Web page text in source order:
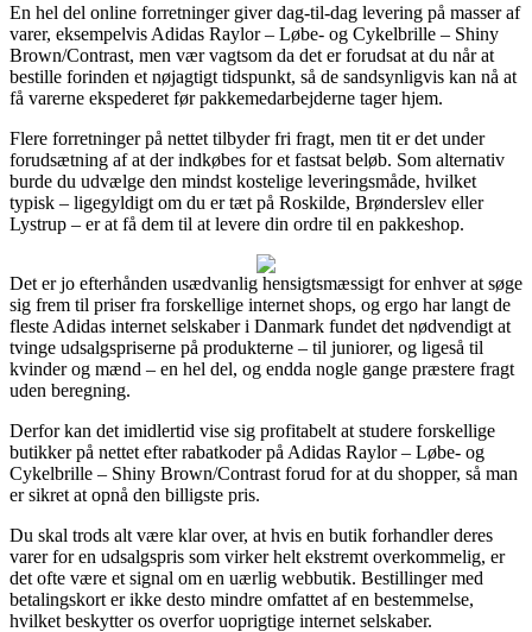
En hel del online forretninger giver dag-til-dag levering på masser af
varer, eksempelvis Adidas Raylor – Løbe- og Cykelbrille – Shiny
Brown/Contrast, men vær vagtsom da det er forudsat at du når at
bestille forinden et nøjagtigt tidspunkt, så de sandsynligvis kan nå at
få varerne ekspederet før pakkemedarbejderne tager hjem.
Flere forretninger på nettet tilbyder fri fragt, men tit er det under
forudsætning af at der indkøbes for et fastsat beløb. Som alternativ
burde du udvælge den mindst kostelige leveringsmåde, hvilket
typisk – ligegyldigt om du er tæt på Roskilde, Brønderslev eller
Lystrup – er at få dem til at levere din ordre til en pakkeshop.
Det er jo efterhånden usædvanlig hensigtsmæssigt for enhver at søge
sig frem til priser fra forskellige internet shops, og ergo har langt de
fleste Adidas internet selskaber i Danmark fundet det nødvendigt at
tvinge udsalgspriserne på produkterne – til juniorer, og ligeså til
kvinder og mænd – en hel del, og endda nogle gange præstere fragt
uden beregning.
Derfor kan det imidlertid vise sig profitabelt at studere forskellige
butikker på nettet efter rabatkoder på Adidas Raylor – Løbe- og
Cykelbrille – Shiny Brown/Contrast forud for at du shopper, så man
er sikret at opnå den billigste pris.
Du skal trods alt være klar over, at hvis en butik forhandler deres
varer for en udsalgspris som virker helt ekstremt overkommelig, er
det ofte være et signal om en uærlig webbutik. Bestillinger med
betalingskort er ikke desto mindre omfattet af en bestemmelse,
hvilket beskytter os overfor uoprigtige internet selskaber.